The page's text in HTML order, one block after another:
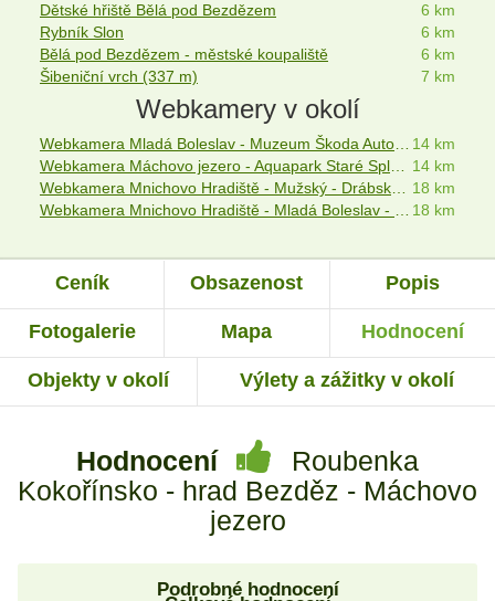
Dětské hřiště Bělá pod Bezdězem
6 km
Rybník Slon
6 km
Bělá pod Bezdězem - městské koupaliště
6 km
Šibeniční vrch (337 m)
7 km
Webkamery v okolí
14 km
14 km
18 km
18 km
Ceník Obsazenost Popis
Fotogalerie Mapa Hodnocení
Objekty v okolí Výlety a zážitky v okolí
Hodnocení
Roubenka
Kokořínsko - hrad Bezděz - Máchovo
jezero
Podrobné hodnocení